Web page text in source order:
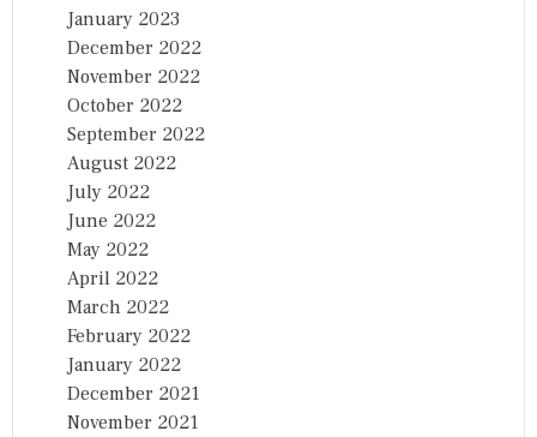
January 2023
December 2022
November 2022
October 2022
September 2022
August 2022
July 2022
June 2022
May 2022
April 2022
March 2022
February 2022
January 2022
December 2021
November 2021